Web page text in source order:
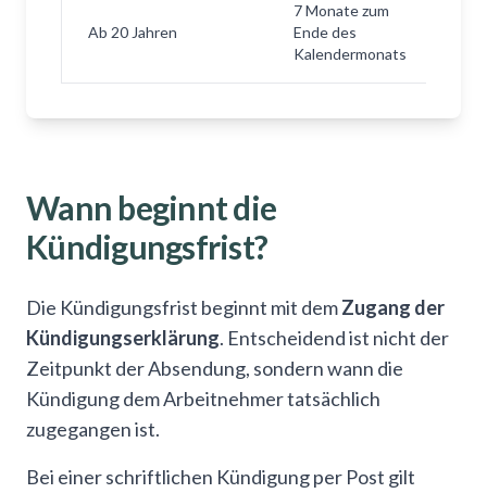
Ab 20 Jahren
7 Monate zum
Ende des
Kalendermonats
Wann beginnt die
Kündigungsfrist?
Die Kündigungsfrist beginnt mit demZugang der
Kündigungserklärung. Entscheidend ist nicht der
Zeitpunkt der Absendung, sondern wann die
Kündigung dem Arbeitnehmer tatsächlich
zugegangen ist.
Bei einer schriftlichen Kündigung per Post gilt